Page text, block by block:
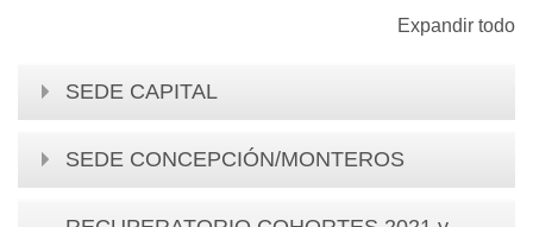
Expandir todo
SEDE CAPITAL
SEDE CONCEPCIÓN/MONTEROS